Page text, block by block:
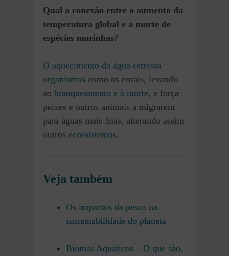
Qual a conexão entre o aumento da
temperatura global e a morte de
espécies marinhas?
O aquecimento da água estressa
organismos como os corais, levando
ao branqueamento e à morte, e força
peixes e outros animais a migrarem
para águas mais frias, alterando assim
outros ecossistemas.
Veja também
Os impactos da pesca na
sustentabilidade do planeta
Biomas Aquáticos – O que são,